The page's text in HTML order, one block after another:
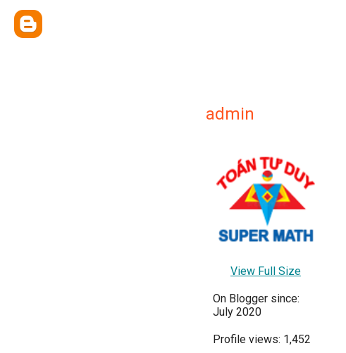
admin
View Full Size
On Blogger since:
July 2020
Profile views: 1,452